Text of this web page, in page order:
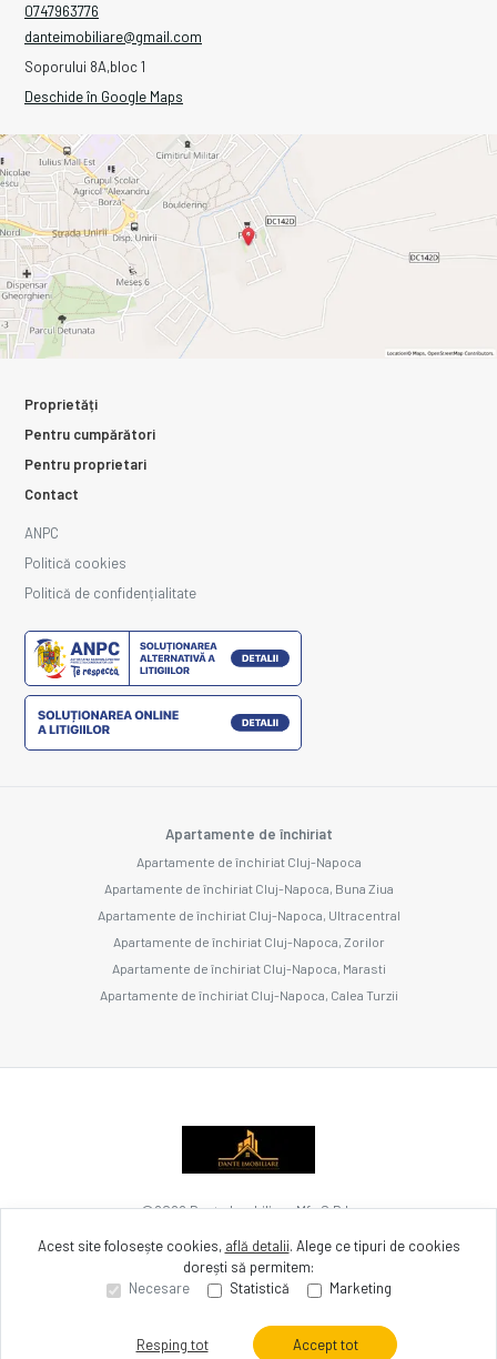
0747963776
danteimobiliare@gmail.com
Soporului 8A,bloc 1
Deschide în Google Maps
Proprietăți
Pentru cumpărători
Pentru proprietari
Contact
ANPC
Politică cookies
Politică de confidențialitate
Apartamente de închiriat
Apartamente de închiriat Cluj-Napoca
Apartamente de închiriat Cluj-Napoca, Buna Ziua
Apartamente de închiriat Cluj-Napoca, Ultracentral
Apartamente de închiriat Cluj-Napoca, Zorilor
Apartamente de închiriat Cluj-Napoca, Marasti
Apartamente de închiriat Cluj-Napoca, Calea Turzii
©2026Dante Imobiliare Mfv S.R.L.
Site creat în
Acest site folosește cookies, află detalii. Alege ce tipuri de cookies
dorești să permitem:
Necesare
Statistică Marketing
Resping tot Accept tot